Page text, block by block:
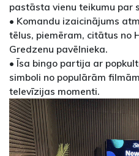
pastāsta vienu teikumu par
• Komandu izaicinājums
tēlus, piemēram, citātus no
Gredzenu pavēlnieka.
• Īsa bingo partija ar
simboli no populārām
televīzijas momenti.